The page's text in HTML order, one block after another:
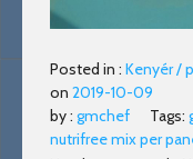
Posted in : Kenyér /
on 2019-10-09
by : gmchef Tags:
nutrifree mix per